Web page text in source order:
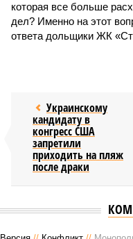
которая все больше
дел? Именно на этот
ответа дольщики ЖК
Украинскому
кандидату в
конгресс США
запретили
приходить на пляж
после драки